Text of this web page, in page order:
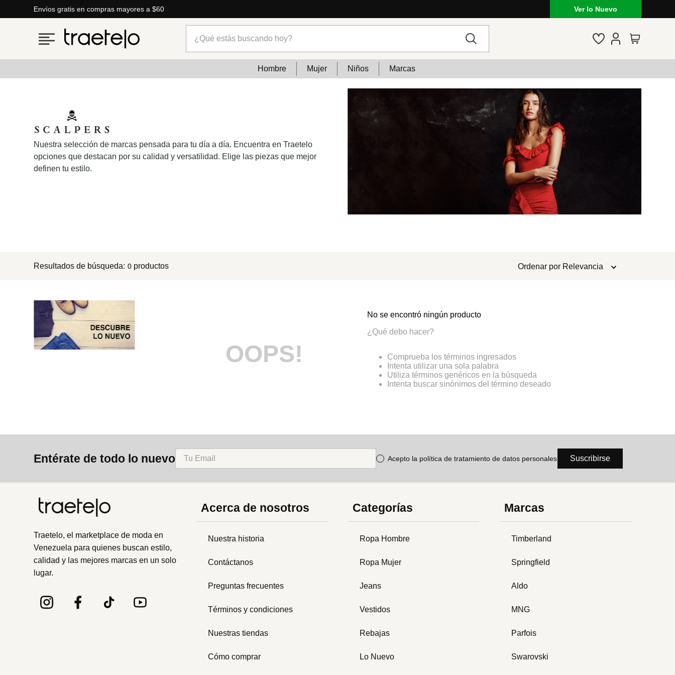
Envíos gratis en compras mayores a $60 Ver lo Nuevo
Hombre Mujer Niños Marcas
Nuestra selección de marcas pensada para tu día a día. Encuentra en Traetelo
opciones que destacan por su calidad y versatilidad. Elige las piezas que mejor
definen tu estilo.
Resultados de búsqueda: 0 productos Ordenar por Relevancia
OOPS!
No se encontró ningún producto
¿Qué debo hacer?
Comprueba los términos ingresados
Intenta utilizar una sola palabra
Utiliza términos genéricos en la búsqueda
Intenta buscar sinónimos del término deseado
Entérate de todo lo nuevo Acepto la política de tratamiento de datos personales Suscribirse
Traetelo, el marketplace de moda en
Venezuela para quienes buscan estilo,
calidad y las mejores marcas en un solo
lugar.
Acerca de nosotros
Nuestra historia
Contáctanos
Preguntas frecuentes
Términos y condiciones
Nuestras tiendas
Cómo comprar
Categorías
Ropa Hombre
Ropa Mujer
Jeans
Vestidos
Rebajas
Lo Nuevo
Marcas
Timberland
Springfield
Aldo
MNG
Parfois
Swarovski
timberland
2.
parfois
3.
carteras
4.
aldo